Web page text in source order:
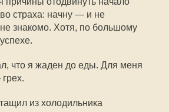
страха: начну — и не
знакомо. Хотя, по большому
что я жаден до еды. Для меня
из холодильника